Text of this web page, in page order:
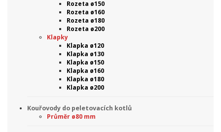
Rozeta ø150
Rozeta ø160
Rozeta ø180
Rozeta ø200
Klapky
Klapka ø120
Klapka ø130
Klapka ø150
Klapka ø160
Klapka ø180
Klapka ø200
Kouřovody do peletovacích kotlů
Průměr ø80 mm